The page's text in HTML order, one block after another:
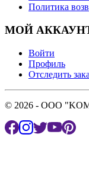
Политика
МОЙ
Войти
Профиль
Отследить
© 2026 - OOO